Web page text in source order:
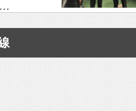
･
し･･･
･･･